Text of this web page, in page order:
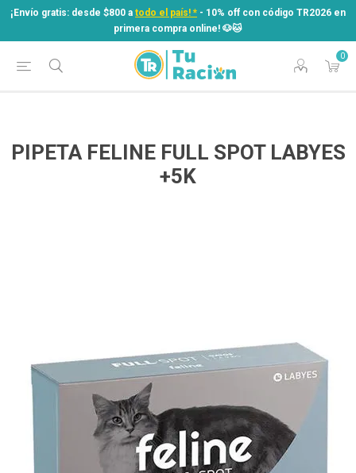
¡Envío gratis: desde $800 a todo el país! * - 10% off con código TR2026 en
primera compra online! ​🐶​🐱
0
¡Envío gratis: desde $800 atodo el país! *
- 10% off con código TR2026 en
primera compra online! ​🐶​🐱
PIPETA FELINE FULL SPOT LABYES
+5K